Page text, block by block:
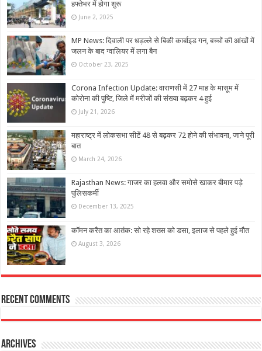
हफ्तेभर में होगा शुरू
June 2, 2025
MP News: दिवाली पर धड़ल्ले से बिकी कार्बाइड गन, बच्‍चों की आंखों में
जलन के बाद ग्‍वालियर में लगा बैन
October 23, 2025
Corona Infection Update: वाराणसी में 27 माह के मासूम में
कोरोना की पुष्टि, जिले में मरीजों की संख्या बढ़कर 4 हुई
July 21, 2026
महाराष्ट्र में लोकसभा सीटें 48 से बढ़कर 72 होने की संभावना, जाने पूरी
बात
March 24, 2026
Rajasthan News: गाजर का हलवा और समोसे खाकर बीमार पड़े
पुलिसकर्मी
December 13, 2025
कॉमन करैत का आतंक: सो रहे शख्स को डसा, इलाज से पहले हुई मौत
August 3, 2026
Recent Comments
Archives